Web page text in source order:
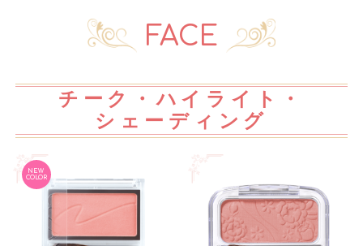
FACE
チーク・ハイライト・
シェーディング